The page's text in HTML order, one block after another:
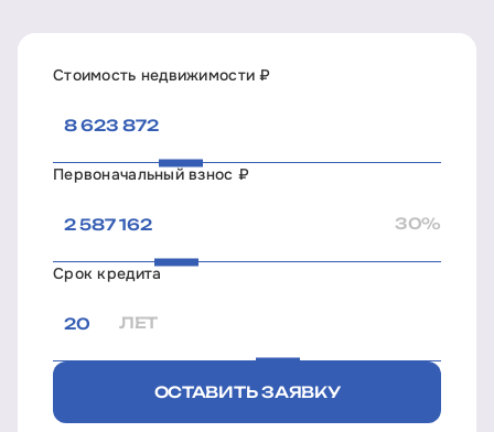
Стоимость недвижимости ₽
Первоначальный взнос ₽
30%
Срок кредита
ЛЕТ
ОСТАВИТЬ ЗАЯВКУ